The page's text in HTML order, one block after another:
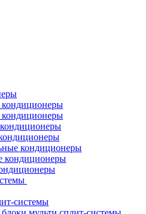
кондиционеры
кондиционеры
системы